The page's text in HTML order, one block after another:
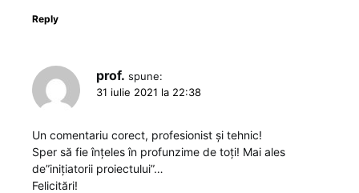
Reply
prof. spune:
31 iulie 2021 la 22:38
Un comentariu corect, profesionist și tehnic!
Sper să fie înțeles în profunzime de toți! Mai ales
de”inițiatorii proiectului”…
Felicitări!